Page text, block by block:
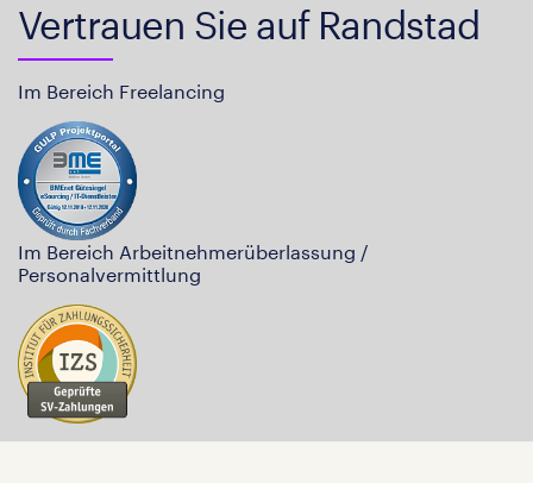
Vertrauen Sie auf Randstad
Im Bereich Freelancing
Im Bereich Arbeitnehmerüberlassung /
Personalvermittlung